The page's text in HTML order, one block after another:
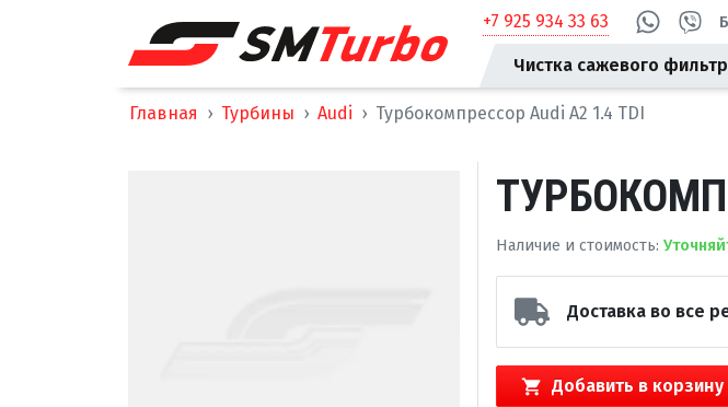
+7 925 934 33 63
Чистка сажевого
Главная Турбины Audi Турбокомпрессор Audi A2 1.4 TDI
Наличие и стоимость:
Доставка во все
Добавить в корзину